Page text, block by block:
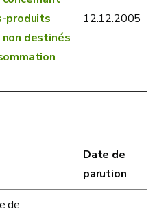
produits
non destinés
12.12.2005
Date de
parution
de